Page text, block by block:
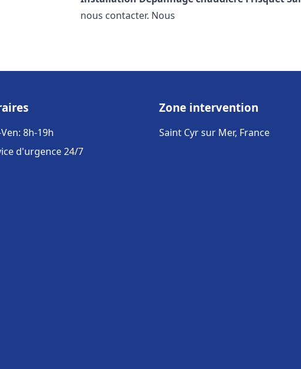
nous contacter. Nous
8h-19h
d'urgence 24/7
Zone intervention
Saint Cyr sur Mer, France